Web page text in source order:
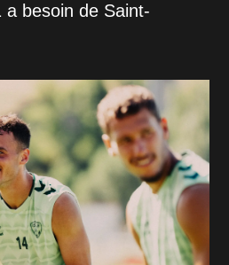
a besoin de Saint-